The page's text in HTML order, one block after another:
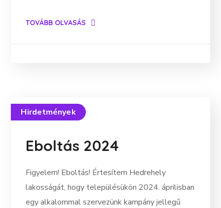
TOVÁBB OLVASÁS
Hirdetmények
Eboltás 2024
Figyelem! Eboltás! Értesítem Hedrehely
lakosságát, hogy településükön 2024. áprilisban
egy alkalommal szervezünk kampány jellegű